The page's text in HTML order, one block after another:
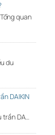
quan
du
DAIKIN
trần DA…